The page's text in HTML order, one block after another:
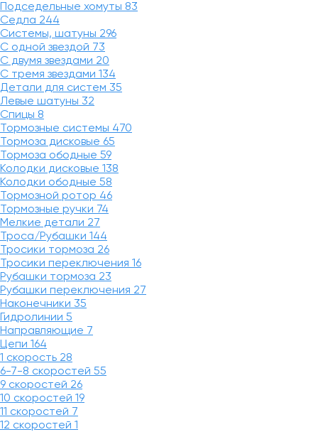
Подседельные хомуты 83
Седла 244
Системы, шатуны 296
С одной звездой 73
С двумя звездами 20
С тремя звездами 134
Детали для систем 35
Левые шатуны 32
Спицы 8
Тормозные системы 470
Тормоза дисковые 65
Тормоза ободные 59
Колодки дисковые 138
Колодки ободные 58
Тормозной ротор 46
Тормозные ручки 74
Мелкие детали 27
Троса/Рубашки 144
Тросики тормоза 26
Тросики переключения 16
Рубашки тормоза 23
Рубашки переключения 27
Наконечники 35
Гидролинии 5
Направляющие 7
Цепи 164
1 скорость 28
6-7-8 скоростей 55
9 скоростей 26
10 скоростей 19
11 скоростей 7
12 скоростей 1